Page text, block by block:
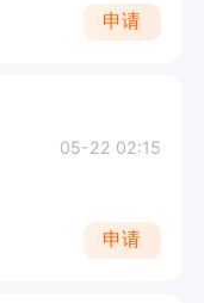
申请
05-22 02:15
申请